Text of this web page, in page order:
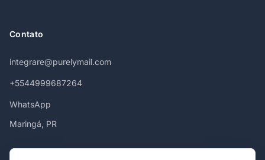
Contato
integrare@purelymail.com
+5544999687264
WhatsApp
Maringá, PR